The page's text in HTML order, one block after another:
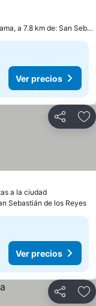
a 7.8 km de: San
Ver precios
Compartir
a la ciudadVer
Sebastián de los Reyes
Ver precios
Compartir